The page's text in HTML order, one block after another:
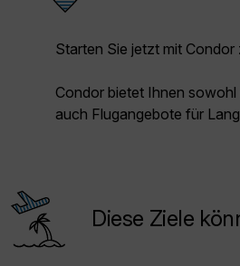
Starten Sie jetzt mit Condor
Condor bietet Ihnen
auch Flugangebote für
Diese Ziele